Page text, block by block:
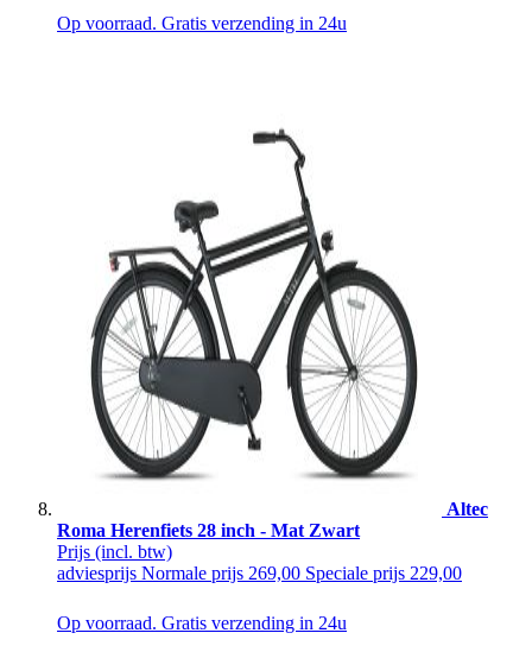
Op voorraad. Gratis verzending in 24u
Altec
Roma Herenfiets 28 inch - Mat Zwart
Prijs (incl. btw)
adviesprijs Normale prijs 269,00 Speciale prijs 229,00
Op voorraad. Gratis verzending in 24u